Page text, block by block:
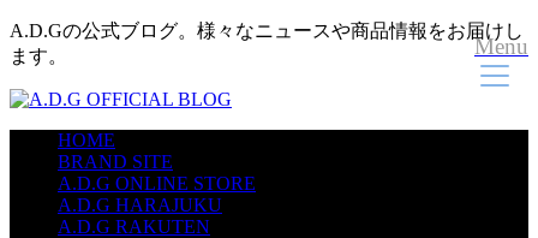
A.D.Gの公式ブログ。様々なニュースや商品情報をお届けし
ます。
Menu
HOME
BRAND SITE
A.D.G ONLINE STORE
A.D.G HARAJUKU
A.D.G RAKUTEN